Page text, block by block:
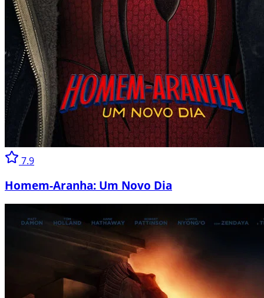
7.9
Homem-Aranha: Um Novo Dia